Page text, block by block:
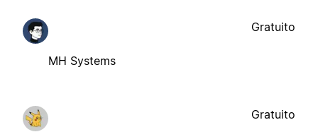
MH Systems
Gratuito
Gratuito